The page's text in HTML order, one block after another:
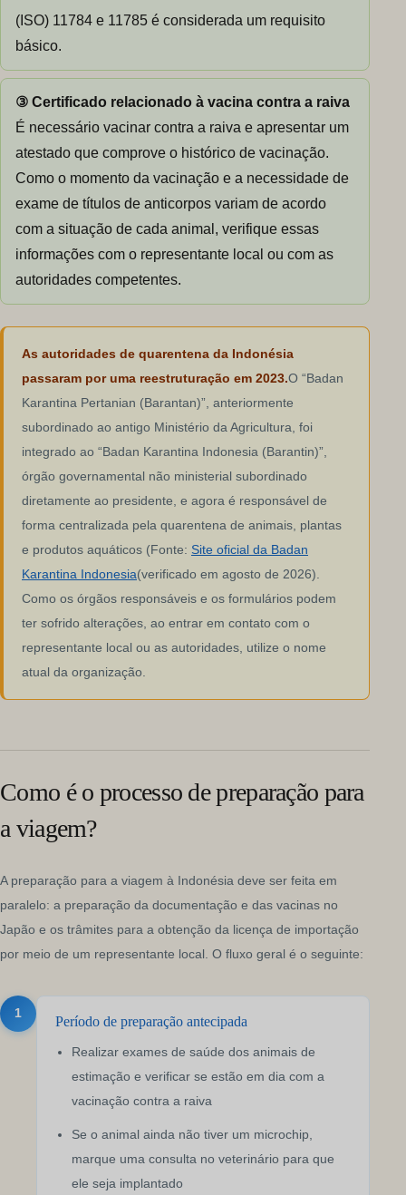
(ISO) 11784 e 11785 é considerada um requisito
básico.
③ Certificado relacionado à vacina contra a raiva
É necessário vacinar contra a raiva e apresentar um
atestado que comprove o histórico de vacinação.
Como o momento da vacinação e a necessidade de
exame de títulos de anticorpos variam de acordo
com a situação de cada animal, verifique essas
informações com o representante local ou com as
autoridades competentes.
As autoridades de quarentena da Indonésia
passaram por uma reestruturação em 2023.O “Badan
Karantina Pertanian (Barantan)”, anteriormente
subordinado ao antigo Ministério da Agricultura, foi
integrado ao “Badan Karantina Indonesia (Barantin)”,
órgão governamental não ministerial subordinado
diretamente ao presidente, e agora é responsável de
forma centralizada pela quarentena de animais, plantas
e produtos aquáticos (Fonte: Site oficial da Badan
Karantina Indonesia(verificado em agosto de 2026).
Como os órgãos responsáveis e os formulários podem
ter sofrido alterações, ao entrar em contato com o
representante local ou as autoridades, utilize o nome
atual da organização.
Como é o processo de preparação para
a viagem?
A preparação para a viagem à Indonésia deve ser feita em
paralelo: a preparação da documentação e das vacinas no
Japão e os trâmites para a obtenção da licença de importação
por meio de um representante local. O fluxo geral é o seguinte:
1
Período de preparação antecipada
Realizar exames de saúde dos animais de
estimação e verificar se estão em dia com a
vacinação contra a raiva
Se o animal ainda não tiver um microchip,
marque uma consulta no veterinário para que
ele seja implantado